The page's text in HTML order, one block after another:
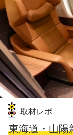
取材レポ
東海道・山陽